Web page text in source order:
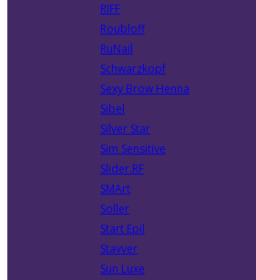
RIFF
Roubloff
RuNail
Schwarzkopf
Sexy Brow Henna
Sibel
Silver Star
Sim Sensitive
Slider.RF
SMArt
Soller
Start Epil
Stavver
Sun Luxe